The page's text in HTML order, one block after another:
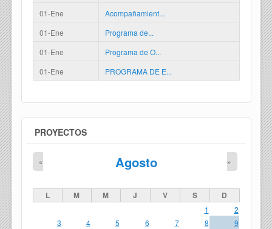
01-Ene
Acompañamient...
01-Ene
Programa de...
01-Ene
Programa de O...
01-Ene
PROGRAMA DE E...
PROYECTOS
Agosto
« »
L M M J V S D
1
2
3
4 5 6 7 8
9